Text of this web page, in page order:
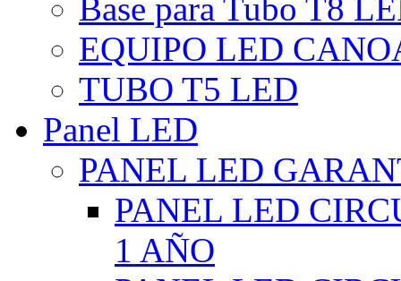
Base para Tubo T8
EQUIPO LED
TUBO T5 LED
Panel LED
PANEL LED
PANEL LED
1 AÑO